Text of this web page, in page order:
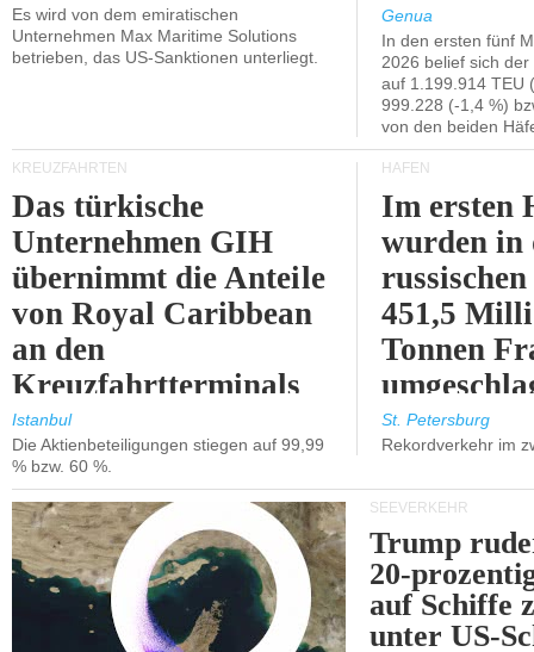
Es wird von dem emiratischen
Unternehmen Max Maritime Solutions
betrieben, das US-Sanktionen unterliegt.
Genua
In den ersten fünf
2026 belief sich
auf 1.199.914 TEU
999.228 (-1,4 %)
von den beiden
KREUZFAHRTEN
Das türkische
Unternehmen GIH
übernimmt die Anteile
von Royal Caribbean
an den
Kreuzfahrtterminals
in Kusadasi und
Lissabon.
Istanbul
Die Aktienbeteiligungen stiegen auf 99,99
% bzw. 60 %.
HÄFEN
Im ersten
wurden in
451,5
Tonnen
%).
St. Petersburg
Rekordverkehr im
SEEVERKEHR
Trump
20-
auf Schiffe
unter US-